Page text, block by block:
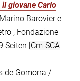
il giovane Carlo
Barovier e
; Fondazione
Seiten [Cm-SCA
de Gomorra /